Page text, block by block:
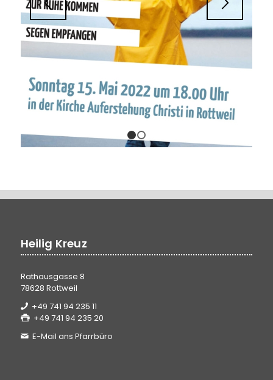
1 2
Heilig Kreuz
Rathausgasse 8
78628 Rottweil
+49 741 94 235 11
+49 741 94 235 20
E-Mail ans Pfarrbüro